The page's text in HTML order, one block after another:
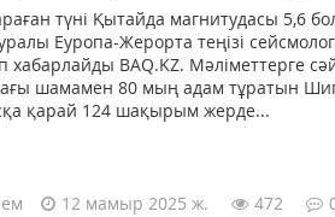
түні Қытайда магнитудасы 5,6
Еуропа-Жерорта теңізі
хабарлайды BAQ.KZ. Мәліметтерге
шамамен 80 мың адам тұратын
қарай 124 шақырым жерде...
12 мамыр 2025 ж. 472